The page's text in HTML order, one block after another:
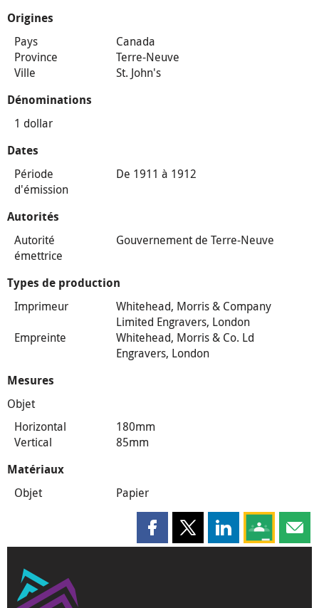
Origines
Pays
Canada
Province
Terre-Neuve
Ville
St. John's
Dénominations
1 dollar
Dates
Période
d'émission
De 1911 à 1912
Autorités
Autorité
émettrice
Gouvernement de Terre-Neuve
Types de production
Imprimeur
Whitehead, Morris & Company
Limited Engravers, London
Empreinte
Whitehead, Morris & Co. Ld
Engravers, London
Mesures
Objet
Horizontal
180mm
Vertical
85mm
Matériaux
Objet Papier
Partager cette page sur
Partager cette page sur X
Partager cette
Partagez